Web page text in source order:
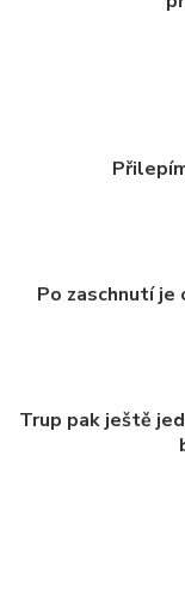
Po zaschnutí je
Trup pak ještě